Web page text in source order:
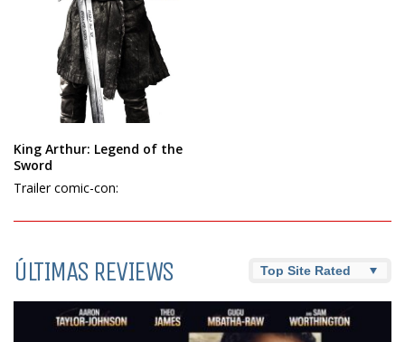
King Arthur: Legend of the
Sword
Trailer comic-con:
ÚLTIMAS REVIEWS